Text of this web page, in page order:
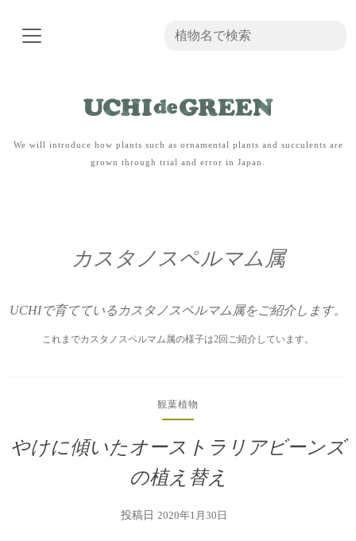
We will introduce how plants such as ornamental plants and succulents are
grown through trial and error in Japan.
カスタノスペルマム属
UCHIで育てているカスタノスペルマム属をご紹介します。
これまでカスタノスペルマム属の様子は2回ご紹介しています。
観葉植物
やけに傾いたオーストラリアビーンズ
の植え替え
投稿日 2020年1月30日